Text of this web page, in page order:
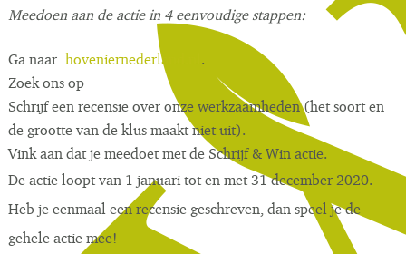
Meedoen aan de actie in 4 eenvoudige stappen:
Ga naar hoveniernederland.nl .
Zoek ons op
Schrijf een recensie over onze werkzaamheden (het soort en
de grootte van de klus maakt niet uit).
Vink aan dat je meedoet met de Schrijf & Win actie.
De actie loopt van 1 januari tot en met 31 december 2020.
Heb je eenmaal een recensie geschreven, dan speel je de
gehele actie mee!